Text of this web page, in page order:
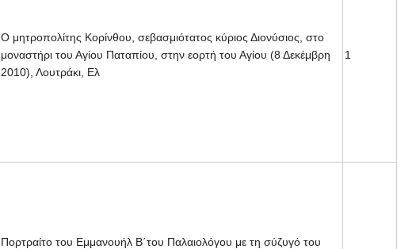
Ο μητροπολίτης Κορίνθου, σεβασμιότατος κύριος Διονύσιος, στο
μοναστήρι του Αγίου Παταπίου, στην εορτή του Αγίου (8 Δεκέμβρη
2010), Λουτράκι, Ελ
1
Πορτραίτο του Εμμανουήλ Β΄του Παλαιολόγου με τη σύζυγό του